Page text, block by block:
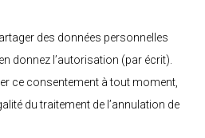
des données personnelles
donnez l’autorisation (par écrit).
ce consentement à tout moment,
du traitement de l’annulation de